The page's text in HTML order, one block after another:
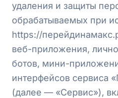
удаления и защиты
обрабатываемых при
https://
веб-приложения,
ботов, мини-
интерфейсов сервиса
(далее — «Сервис»),